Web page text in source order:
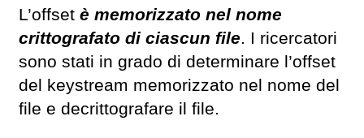
L’offset è memorizzato nel nome
crittografato di ciascun file. I ricercatori
sono stati in grado di determinare l’offset
del keystream memorizzato nel nome del
file e decrittografare il file.